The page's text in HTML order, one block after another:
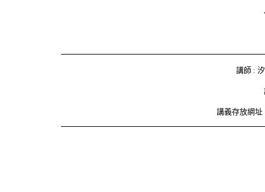
講師 :
講義存放網